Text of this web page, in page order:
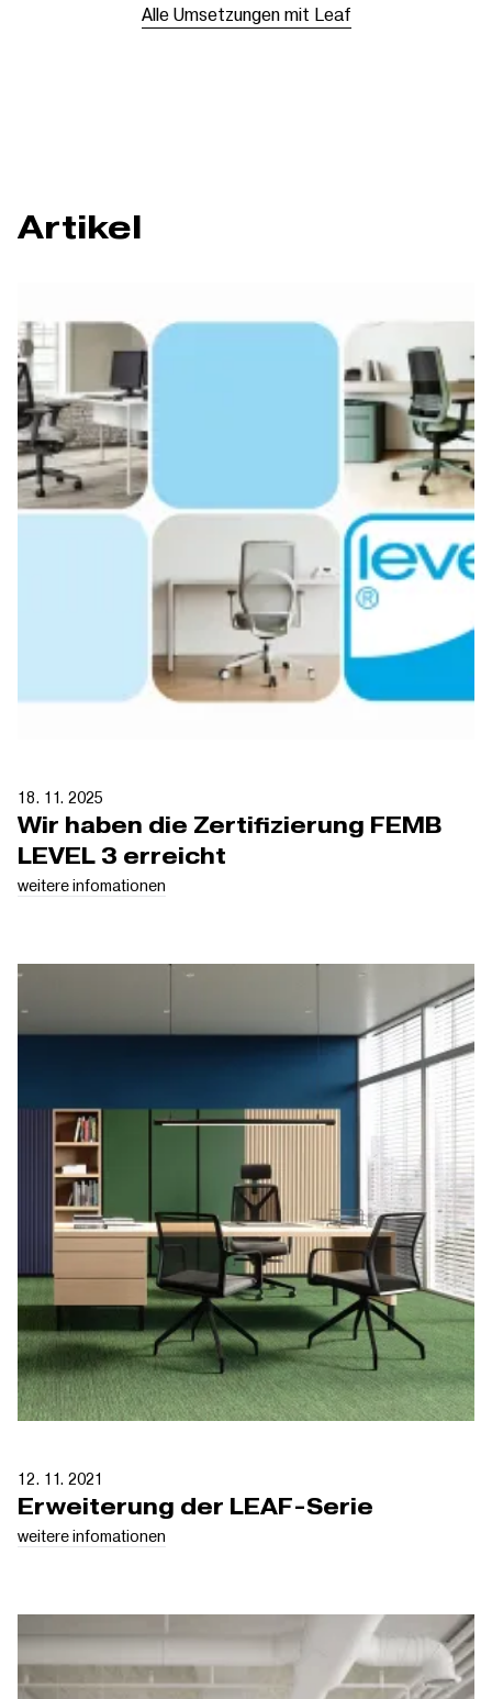
Alle Umsetzungen mit Leaf
Artikel
18. 11. 2025
Wir haben die Zertifizierung FEMB
LEVEL 3 erreicht
weitere infomationen
12. 11. 2021
Erweiterung der LEAF-Serie
weitere infomationen